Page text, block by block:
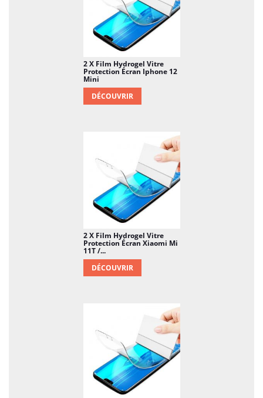
2 X Film Hydrogel Vitre
Protection Écran Iphone 12
Mini
DÉCOUVRIR
2 X Film Hydrogel Vitre
Protection Écran Xiaomi Mi
11T /...
DÉCOUVRIR